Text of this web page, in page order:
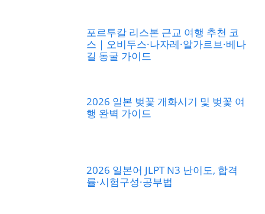
포르투칼 리스본 근교 여행 추천 코
스｜오비두스·나자레·알가르브·베나
길 동굴 가이드
2026 일본 벚꽃 개화시기 및 벚꽃 여
행 완벽 가이드
2026 일본어 JLPT N3 난이도, 합격
률·시험구성·공부법